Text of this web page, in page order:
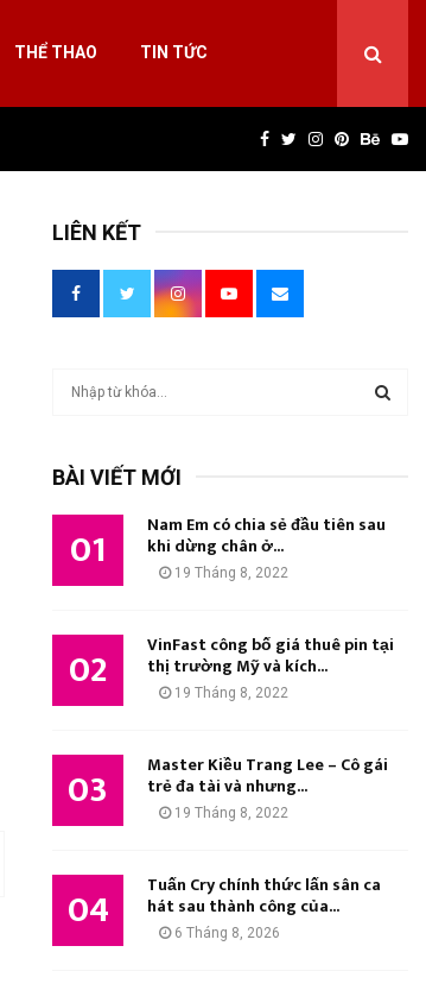
THỂ THAO TIN TỨC
Facebook
Twitter
Instagram
Pinterest
LIÊN KẾT
M
BÀI VIẾT MỚI
01 Nam Em có chia sẻ đầu tiên sau
khi dừng chân ở...
19 Tháng 8, 2022
02 VinFast công bố giá thuê pin tại
thị trường Mỹ và kích...
19 Tháng 8, 2022
03 Master Kiều Trang Lee – Cô gái
trẻ đa tài và nhưng...
19 Tháng 8, 2022
04 Tuấn Cry chính thức lấn sân ca
hát sau thành công của...
6 Tháng 8, 2026